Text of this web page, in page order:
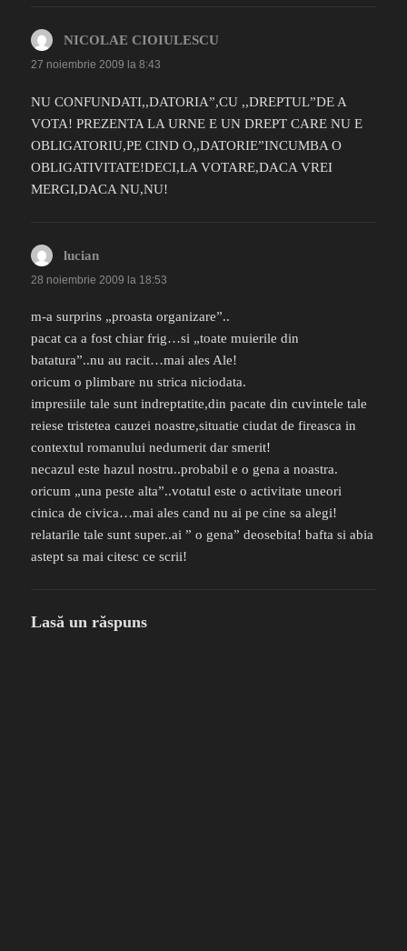
NICOLAE CIOIULESCU
27 noiembrie 2009 la 8:43
NU CONFUNDATI,,DATORIA”,CU ,,DREPTUL”DE A
VOTA! PREZENTA LA URNE E UN DREPT CARE NU E
OBLIGATORIU,PE CIND O,,DATORIE”INCUMBA O
OBLIGATIVITATE!DECI,LA VOTARE,DACA VREI
MERGI,DACA NU,NU!
lucian
28 noiembrie 2009 la 18:53
m-a surprins „proasta organizare”..
pacat ca a fost chiar frig…si „toate muierile din
batatura”..nu au racit…mai ales Ale!
oricum o plimbare nu strica niciodata.
impresiile tale sunt indreptatite,din pacate din cuvintele tale
reiese tristetea cauzei noastre,situatie ciudat de fireasca in
contextul romanului nedumerit dar smerit!
necazul este hazul nostru..probabil e o gena a noastra.
oricum „una peste alta”..votatul este o activitate uneori
cinica de civica…mai ales cand nu ai pe cine sa alegi!
relatarile tale sunt super..ai ” o gena” deosebita! bafta si abia
astept sa mai citesc ce scrii!
Lasă un răspuns